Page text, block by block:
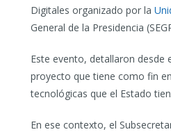
Digitales organizado por la
General de la Presidencia
Este evento, detallaron desde
proyecto que tiene como fin
tecnológicas que el Estado
En ese contexto, el